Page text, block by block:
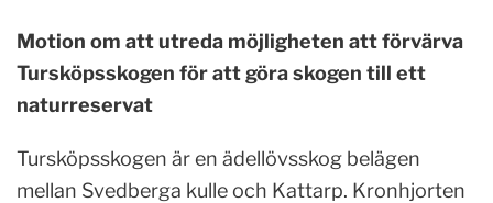
Motion om att utreda möjligheten att förvärva
Tursköpsskogen för att göra skogen till ett
naturreservat
Tursköpsskogen är en ädellövsskog belägen
mellan Svedberga kulle och Kattarp. Kronhjorten